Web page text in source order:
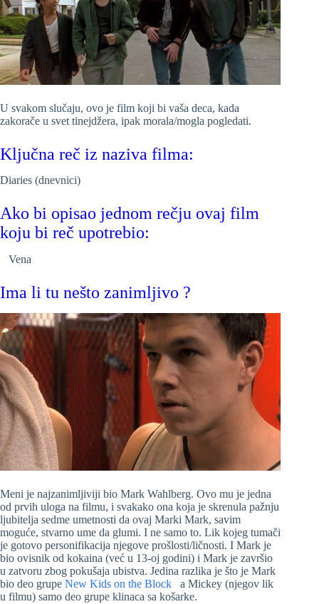
U svakom slučaju, ovo je film koji bi vaša deca, kada
zakorače u svet tinejdžera, ipak morala/mogla pogledati.
Ključna reč iz naziva filma:
Diaries (dnevnici)
Ako bi opisao jednom rečju ovaj film
koju bi reč upotrebio:
Vena
Ima li tu nešto zanimljivo ?
Meni je najzanimljiviji bio Mark Wahlberg. Ovo mu je jedna
od prvih uloga na filmu, i svakako ona koja je skrenula pažnju
ljubitelja sedme umetnosti da ovaj Marki Mark, savim
moguće, stvarno ume da glumi. I ne samo to. Lik kojeg tumači
je gotovo personifikacija njegove prošlosti/ličnosti. I Mark je
bio ovisnik od kokaina (već u 13-oj godini) i Mark je završio
u zatvoru zbog pokušaja ubistva. Jedina razlika je što je Mark
bio deo grupe New Kids on the Block a Mickey (njegov lik
u filmu) samo deo grupe klinaca sa košarke.